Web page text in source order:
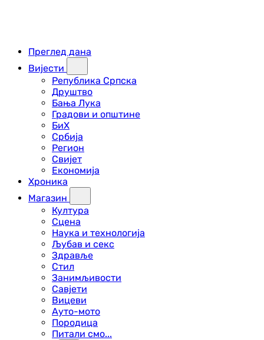
Преглед дана
Вијести
Република Српска
Друштво
Бања Лука
Градови и општине
БиХ
Србија
Регион
Свијет
Економија
Хроника
Магазин
Култура
Сцена
Наука и технологија
Љубав и секс
Здравље
Стил
Занимљивости
Савјети
Вицеви
Ауто-мото
Породица
Питали смо...